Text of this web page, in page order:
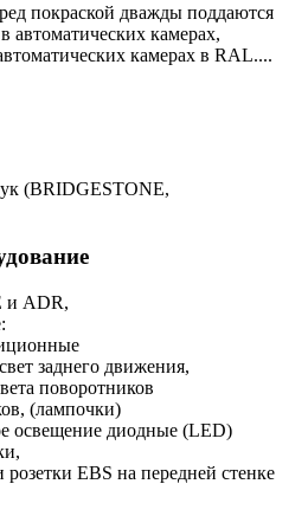
покраской дважды поддаются
автоматических камерах,
камерах в RAL....
(BRIDGESTONE,
и ADR,
заднего движения,
поворотников
(лампочки)
освещение диодные (LED)
EBS на передней стенке